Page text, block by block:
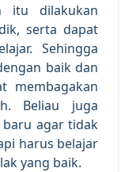
itu dilakukan
serta dapat
Sehingga
baik dan
membagakan
Beliau juga
agar tidak
harus belajar
yang baik.